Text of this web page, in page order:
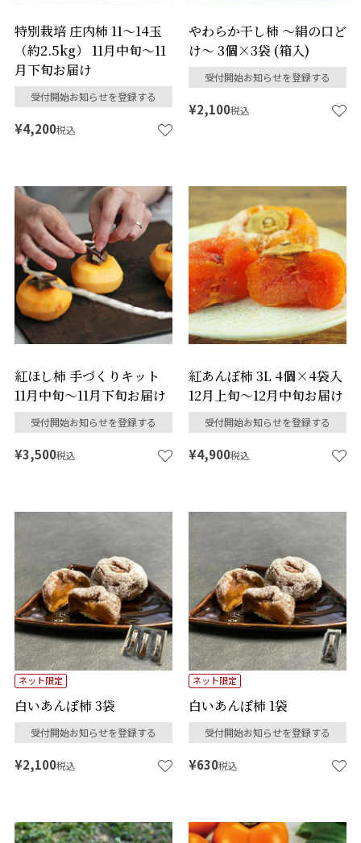
特別栽培 庄内柿 11～14玉
（約2.5kg） 11月中旬～11
月下旬お届け
受付開始お知らせを登録する
¥4,200税込
やわらか干し柿 ～絹の口ど
け～ 3個×3袋 (箱入)
受付開始お知らせを登録する
¥2,100税込
紅ほし柿 手づくりキット
11月中旬～11月下旬お届け
受付開始お知らせを登録する
¥3,500税込
紅あんぽ柿 3L 4個×4袋入
12月上旬～12月中旬お届け
受付開始お知らせを登録する
¥4,900税込
白いあんぽ柿 3袋
ネット限定
受付開始お知らせを登録する
¥2,100税込
白いあんぽ柿 1袋
ネット限定
受付開始お知らせを登録する
¥630税込